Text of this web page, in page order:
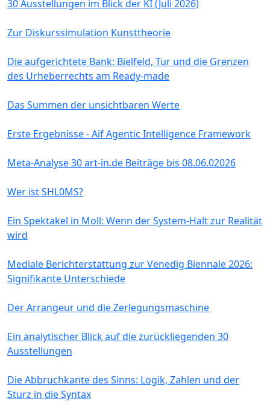
30 Ausstellungen im Blick der KI (Juli 2026)
Zur Diskurssimulation Kunsttheorie
Die aufgerichtete Bank: Bielfeld, Tur und die Grenzen
des Urheberrechts am Ready-made
Das Summen der unsichtbaren Werte
Erste Ergebnisse - Aif Agentic Intelligence Framework
Meta-Analyse 30 art-in.de Beiträge bis 08.06.02026
Wer ist SHL0MS?
Ein Spektakel in Moll: Wenn der System-Halt zur Realität
wird
Mediale Berichterstattung zur Venedig Biennale 2026:
Signifikante Unterschiede
Der Arrangeur und die Zerlegungsmaschine
Ein analytischer Blick auf die zurückliegenden 30
Ausstellungen
Die Abbruchkante des Sinns: Logik, Zahlen und der
Sturz in die Syntax